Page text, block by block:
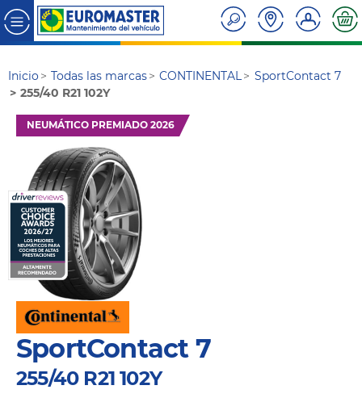
Inicio Todas las marcas CONTINENTAL
SportContact 7
255/40 R21 102Y
NEUMÁTICO PREMIADO 2026
SportContact 7
255/40 R21 102Y